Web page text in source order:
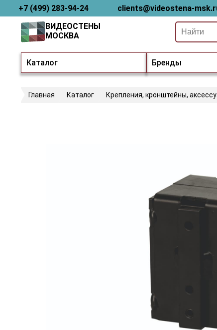
+7 (499) 283-94-24 clients@videostena-
Каталог Бренды
ВИДЕОСТЕНЫ
МОСКВА
Главная Каталог Крепления, кронштейны,